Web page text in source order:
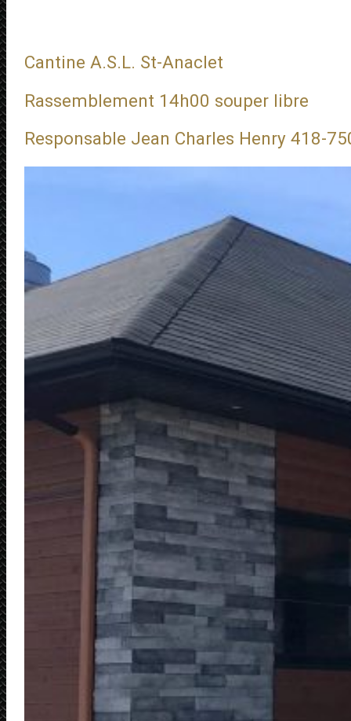
Cantine A.S.L. St-Anaclet
Rassemblement 14h00 souper libre
Responsable Jean Charles Henry 418-